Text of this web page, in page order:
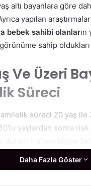
altı bayanlara göre
yapılan
bebek sahibi olanların
sahip
Ve Üzeri
Süreci
süreci 20 yaş ile
yaşlardan sonra risk
sayı düşmektedir.
Daha Fazla Göster